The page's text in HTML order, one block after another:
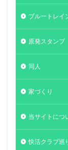
ブルートレイ
原発スタンプ
同人
家づくり
当サイトにつ
快活クラブ巡